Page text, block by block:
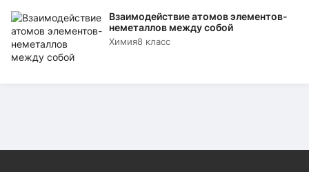
Взаимодействие атомов элементов-
неметаллов между собой
Химия8 класс